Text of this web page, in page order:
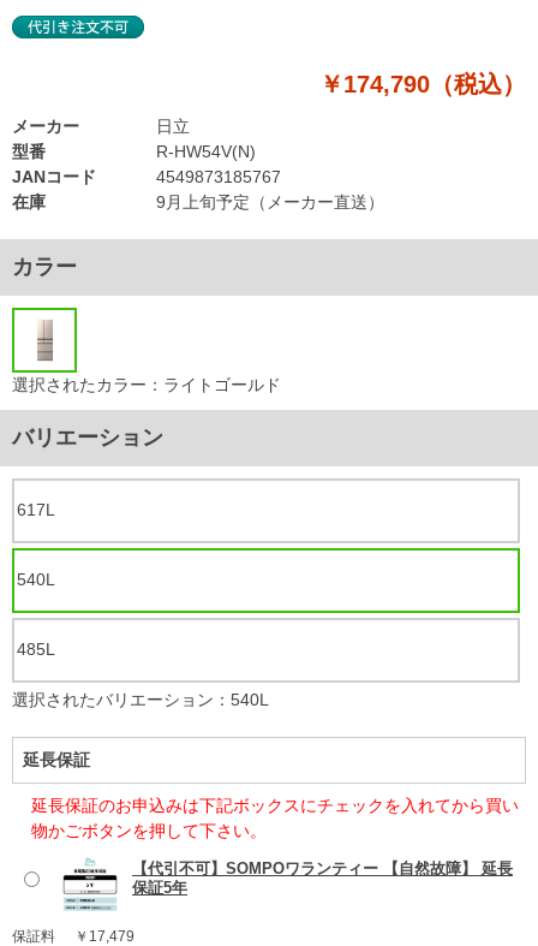
￥174,790（税込）
型番
R-HW54V(N)
JANコード
4549873185767
在庫
9月上旬予定（メーカー直送）
メーカー 日立
カラー
選択されたカラー：ライトゴールド
バリエーション
617L
540L
485L
選択されたバリエーション：540L
延長保証
延長保証のお申込みは下記ボックスにチェックを入れてから買い
物かごボタンを押して下さい。
【代引不可】SOMPOワランティー 【自然故障】 延長
保証5年
保証料 ￥17,479